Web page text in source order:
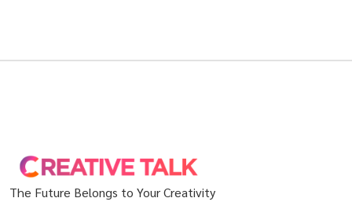
The Future Belongs to Your Creativity